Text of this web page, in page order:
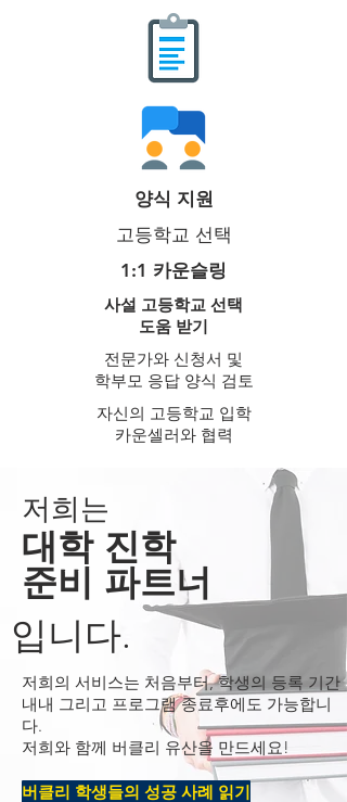
양식 지원
고등학교 선택
1:1 카운슬링
사설 고등학교 선택
도움 받기
전문가와 신청서 및
학부모 응답 양식 검토
자신의 고등학교 입학
카운셀러와 협력
​저희는
대학 진학
준비 파트너
입니다.
저희의 서비스는 처음부터, 학생의 등록 기간
내내 그리고 프로그램 종료후에도 가능합니
다.
저희와 함께 버클리 유산을 만드세요!
버클리 학생들의 성공 사례 읽기